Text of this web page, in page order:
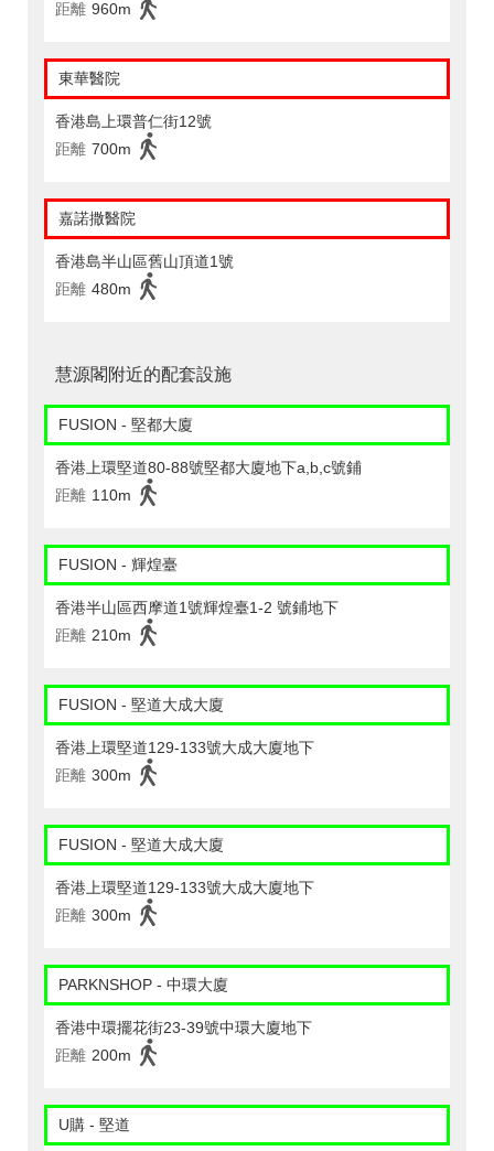
距離 960m
東華醫院
香港島上環普仁街12號
距離 700m
嘉諾撒醫院
香港島半山區舊山頂道1號
距離 480m
慧源閣附近的配套設施
FUSION - 堅都大廈
香港上環堅道80-88號堅都大廈地下a,b,c號鋪
距離 110m
FUSION - 輝煌臺
香港半山區西摩道1號輝煌臺1-2 號鋪地下
距離 210m
FUSION - 堅道大成大廈
香港上環堅道129-133號大成大廈地下
距離 300m
FUSION - 堅道大成大廈
香港上環堅道129-133號大成大廈地下
距離 300m
PARKNSHOP - 中環大廈
香港中環擺花街23-39號中環大廈地下
距離 200m
U購 - 堅道